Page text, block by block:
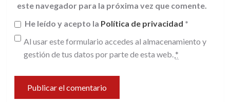
este navegador para la próxima vez que comente.
He leído y acepto la Política de privacidad *
Al usar este formulario accedes al almacenamiento y
gestión de tus datos por parte de esta web. *